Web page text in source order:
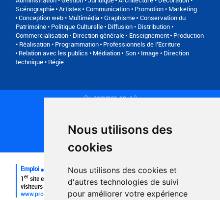
Nous utilisons des
cookies
Nous utilisons des cookies et
d'autres technologies de suivi
pour améliorer votre expérience
Scénographie Artistes
Communication • Promotion • Marketing
Conception web • Multimédia • Graphisme Conservation du
Patrimoine • Politique Culturelle Diffusion • Distribution •
Commercialisation Direction générale Enseignement Production
• Réalisation • Programmation Professionnels de l’Ecriture
Relation avec les publics • Médiation
Son • Image • Direction
technique • Régie
Qui sommes-nous ?
Plan du site
FAQ recruteurs
FAQ
Emploi
1er site emploi du secteur culturel 784.000 visites et 230.000
visiteurs uniques par mois.
www.profilculture.com